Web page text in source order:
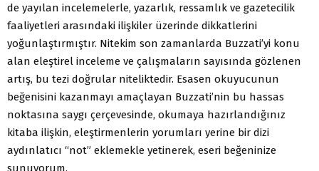
de yayılan incelemelerle, yazarlık, ressamlık ve gazetecilik
faaliyetleri arasındaki ilişkiler üzerinde dikkatlerini
yoğunlaştırmıştır. Nitekim son zamanlarda Buzzati’yi konu
alan eleştirel inceleme ve çalışmaların sayısında gözlenen
artış, bu tezi doğrular niteliktedir. Esasen okuyucunun
beğenisini kazanmayı amaçlayan Buzzati’nin bu hassas
noktasına saygı çerçevesinde, okumaya hazırlandığınız
kitaba ilişkin, eleştirmenlerin yorumları yerine bir dizi
aydınlatıcı “not” eklemekle yetinerek, eseri beğeninize
sunuyorum.